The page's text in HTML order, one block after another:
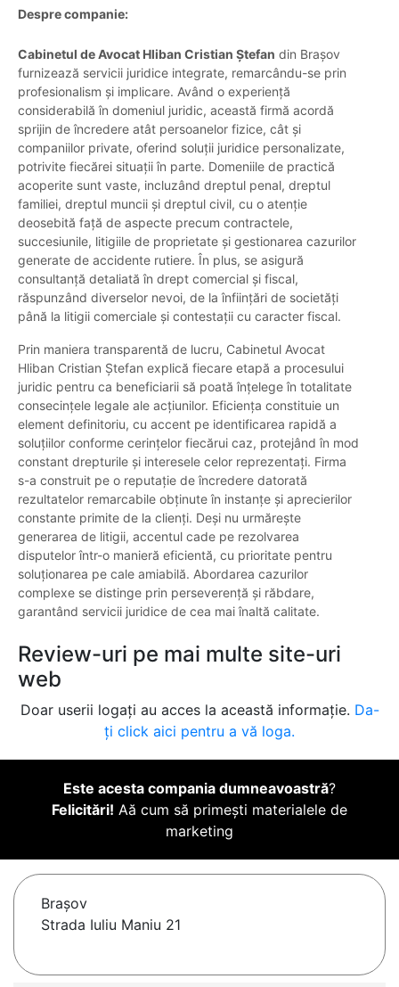
Despre companie:
Cabinetul de Avocat Hliban Cristian Ștefan din Brașov
furnizează servicii juridice integrate, remarcându-se prin
profesionalism și implicare. Având o experiență
considerabilă în domeniul juridic, această firmă acordă
sprijin de încredere atât persoanelor fizice, cât și
companiilor private, oferind soluții juridice personalizate,
potrivite fiecărei situații în parte. Domeniile de practică
acoperite sunt vaste, incluzând dreptul penal, dreptul
familiei, dreptul muncii și dreptul civil, cu o atenție
deosebită față de aspecte precum contractele,
succesiunile, litigiile de proprietate și gestionarea cazurilor
generate de accidente rutiere. În plus, se asigură
consultanță detaliată în drept comercial și fiscal,
răspunzând diverselor nevoi, de la înființări de societăți
până la litigii comerciale și contestații cu caracter fiscal.
Prin maniera transparentă de lucru, Cabinetul Avocat
Hliban Cristian Ștefan explică fiecare etapă a procesului
juridic pentru ca beneficiarii să poată înțelege în totalitate
consecințele legale ale acțiunilor. Eficiența constituie un
element definitoriu, cu accent pe identificarea rapidă a
soluțiilor conforme cerințelor fiecărui caz, protejând în mod
constant drepturile și interesele celor reprezentați. Firma
s-a construit pe o reputație de încredere datorată
rezultatelor remarcabile obținute în instanțe și aprecierilor
constante primite de la clienți. Deși nu urmărește
generarea de litigii, accentul cade pe rezolvarea
disputelor într-o manieră eficientă, cu prioritate pentru
soluționarea pe cale amiabilă. Abordarea cazurilor
complexe se distinge prin perseverență și răbdare,
garantând servicii juridice de cea mai înaltă calitate.
Review-uri pe mai multe site-uri
web
Doar userii logați au acces la această informație. Da-
ți click aici pentru a vă loga.
Este acesta compania dumneavoastră?
Felicitări! Aă cum să primești materialele de
marketing
Braşov
Strada Iuliu Maniu 21